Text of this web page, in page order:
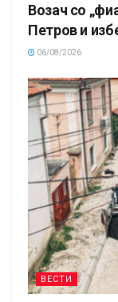
Возач со
Петров и
06/08/2026
ВЕСТИ